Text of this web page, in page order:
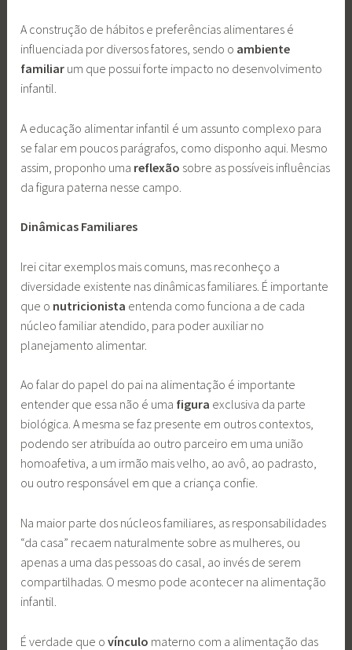
A construção de hábitos e preferências alimentares é
influenciada por diversos fatores, sendo o ambiente
familiar um que possui forte impacto no desenvolvimento
infantil.
A educação alimentar infantil é um assunto complexo para
se falar em poucos parágrafos, como disponho aqui. Mesmo
assim, proponho uma reflexão sobre as possíveis influências
da figura paterna nesse campo.
Dinâmicas Familiares
Irei citar exemplos mais comuns, mas reconheço a
diversidade existente nas dinâmicas familiares. É importante
que o nutricionista entenda como funciona a de cada
núcleo familiar atendido, para poder auxiliar no
planejamento alimentar.
Ao falar do papel do pai na alimentação é importante
entender que essa não é uma figura exclusiva da parte
biológica. A mesma se faz presente em outros contextos,
podendo ser atribuída ao outro parceiro em uma união
homoafetiva, a um irmão mais velho, ao avô, ao padrasto,
ou outro responsável em que a criança confie.
Na maior parte dos núcleos familiares, as responsabilidades
“da casa” recaem naturalmente sobre as mulheres, ou
apenas a uma das pessoas do casal, ao invés de serem
compartilhadas. O mesmo pode acontecer na alimentação
infantil.
É verdade que ovínculo materno com a alimentação das